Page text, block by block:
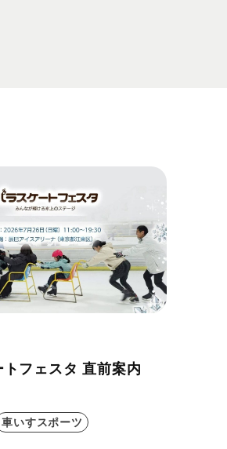
トフェスタ 直前案内
車いすスポーツ